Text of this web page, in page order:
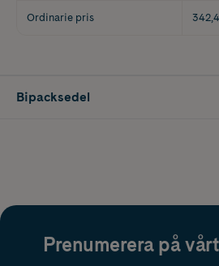
Ordinarie pris
Bipacksedel
Prenumerera på